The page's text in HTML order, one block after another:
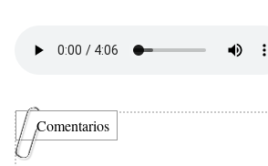
Comentarios